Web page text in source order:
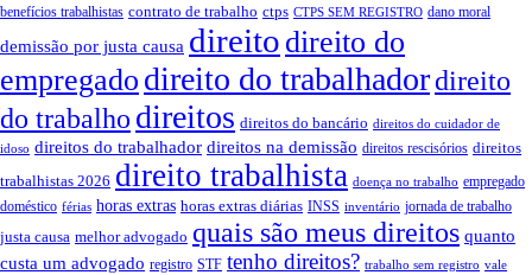
benefícios trabalhistas contrato de trabalho ctps CTPS SEM REGISTRO dano moral
demissão por justa causa direito direito do
empregado direito do trabalhadordireito
do trabalho direitos direitos do bancário direitos do cuidador de
idoso direitos do trabalhador direitos na demissão direitos rescisórios direitos
trabalhistas 2026 direito trabalhista doença no trabalho empregado
doméstico férias horas extras horas extras diárias INSS inventário jornada de trabalho
justa causa melhor advogado quais são meus direitos quanto
custa um advogado registro STF tenho direitos? trabalho sem registro vale